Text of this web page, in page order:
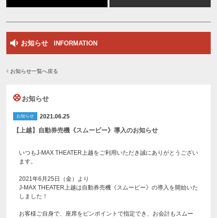
お知らせ INFORMATION
お知らせ一覧へ戻る
お知らせ
お知らせ 2021.06.25
【上越】自動券売機《スムービー》導入のお知らせ
いつもJ-MAX THEATER上越をご利用いただき誠にありがとうござい
ます。
2021年6月25日（金）より
J-MAX THEATER上越は自動券売機《スムービー》の導入を開始いた
しました！
お客様ご自身で、座席をピンポイントで指定でき、お会計もスムー